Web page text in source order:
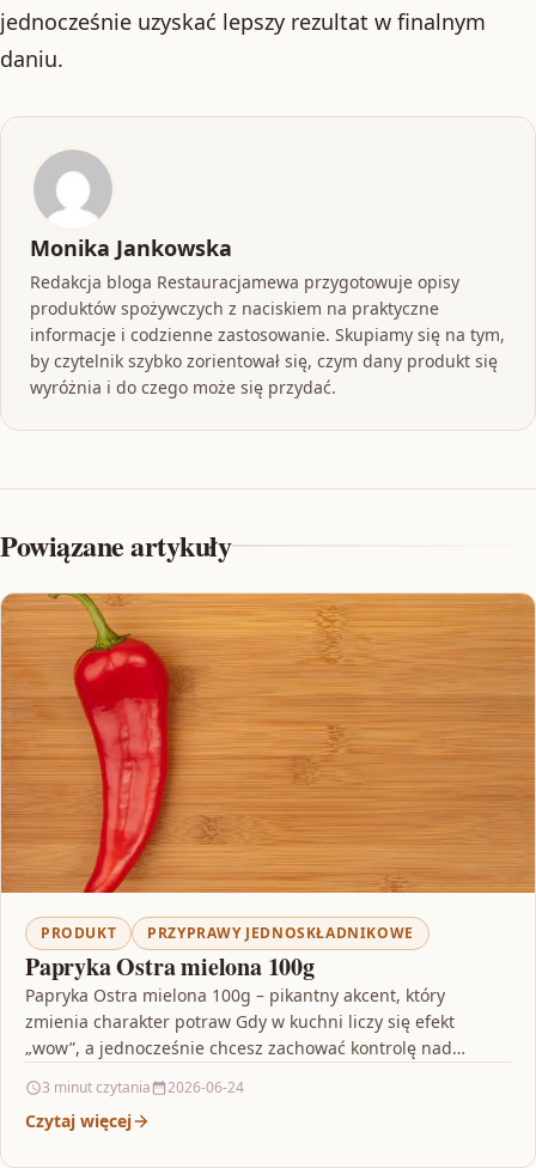
jednocześnie uzyskać lepszy rezultat w finalnym
daniu.
Monika Jankowska
Redakcja bloga Restauracjamewa przygotowuje opisy
produktów spożywczych z naciskiem na praktyczne
informacje i codzienne zastosowanie. Skupiamy się na tym,
by czytelnik szybko zorientował się, czym dany produkt się
wyróżnia i do czego może się przydać.
Powiązane artykuły
PRODUKT PRZYPRAWY JEDNOSKŁADNIKOWE
Papryka Ostra mielona 100g
Papryka Ostra mielona 100g – pikantny akcent, który
zmienia charakter potraw Gdy w kuchni liczy się efekt
„wow”, a jednocześnie chcesz zachować kontrolę nad…
3 minut czytania 2026-06-24
Czytaj więcej